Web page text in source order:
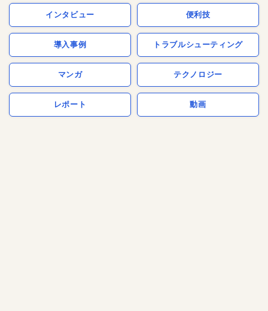
インタビュー 便利技
導入事例 トラブルシューティング
マンガ テクノロジー
レポート 動画